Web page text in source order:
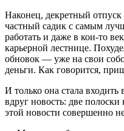
Наконец, декретный
частный садик с самым
работать и даже в кои-то
карьерной лестнице.
обновок — уже на свои
деньги. Как говорится,
И только она стала
вдруг новость: две полоски
этой новости совершенно